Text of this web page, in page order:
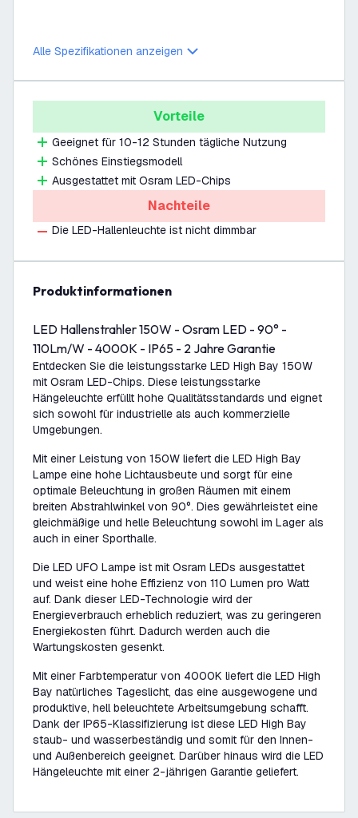
Alle Spezifikationen anzeigen
Vorteile
Geeignet für 10-12 Stunden tägliche Nutzung
Schönes Einstiegsmodell
Ausgestattet mit Osram LED-Chips
Nachteile
Die LED-Hallenleuchte ist nicht dimmbar
Produktinformationen
LED Hallenstrahler 150W - Osram LED - 90° -
110Lm/W - 4000K - IP65 - 2 Jahre Garantie
Entdecken Sie die leistungsstarke LED High Bay 150W
mit Osram LED-Chips. Diese leistungsstarke
Hängeleuchte erfüllt hohe Qualitätsstandards und eignet
sich sowohl für industrielle als auch kommerzielle
Umgebungen.
Mit einer Leistung von 150W liefert die LED High Bay
Lampe eine hohe Lichtausbeute und sorgt für eine
optimale Beleuchtung in großen Räumen mit einem
breiten Abstrahlwinkel von 90°. Dies gewährleistet eine
gleichmäßige und helle Beleuchtung sowohl im Lager als
auch in einer Sporthalle.
Die LED UFO Lampe ist mit Osram LEDs ausgestattet
und weist eine hohe Effizienz von 110 Lumen pro Watt
auf. Dank dieser LED-Technologie wird der
Energieverbrauch erheblich reduziert, was zu geringeren
Energiekosten führt. Dadurch werden auch die
Wartungskosten gesenkt.
Mit einer Farbtemperatur von 4000K liefert die LED High
Bay natürliches Tageslicht, das eine ausgewogene und
produktive, hell beleuchtete Arbeitsumgebung schafft.
Dank der IP65-Klassifizierung ist diese LED High Bay
staub- und wasserbeständig und somit für den Innen-
und Außenbereich geeignet. Darüber hinaus wird die LED
Hängeleuchte mit einer 2-jährigen Garantie geliefert.